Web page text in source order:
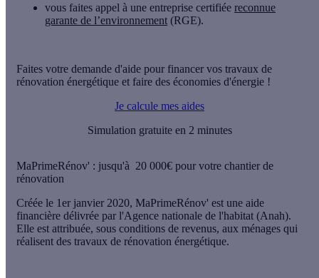
vous faites appel à une entreprise certifiée reconnue
garante de l’environnement (RGE).
Faites votre demande d'aide pour financer vos travaux de
rénovation énergétique et faire des économies d'énergie !
Je calcule mes aides
Simulation gratuite en 2 minutes
MaPrimeRénov' : jusqu'à 20 000€ pour votre chantier de
rénovation
Créée le 1er janvier 2020, MaPrimeRénov' est une aide
financière délivrée par l'Agence nationale de l'habitat (Anah).
Elle est attribuée, sous conditions de revenus, aux ménages qui
réalisent des travaux de rénovation énergétique.